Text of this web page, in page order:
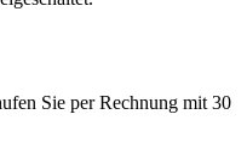
Sie per Rechnung mit 30